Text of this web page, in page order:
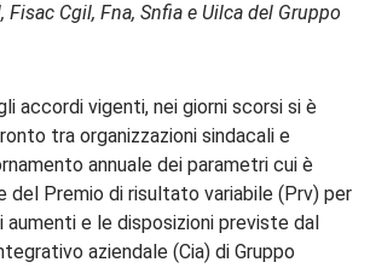
Cgil, Fna, Snfia e Uilca del Gruppo
accordi vigenti, nei giorni scorsi si è
tra organizzazioni sindacali e
annuale dei parametri cui è
del Premio di risultato variabile (Prv) per
aumenti e le disposizioni previste dal
aziendale (Cia) di Gruppo